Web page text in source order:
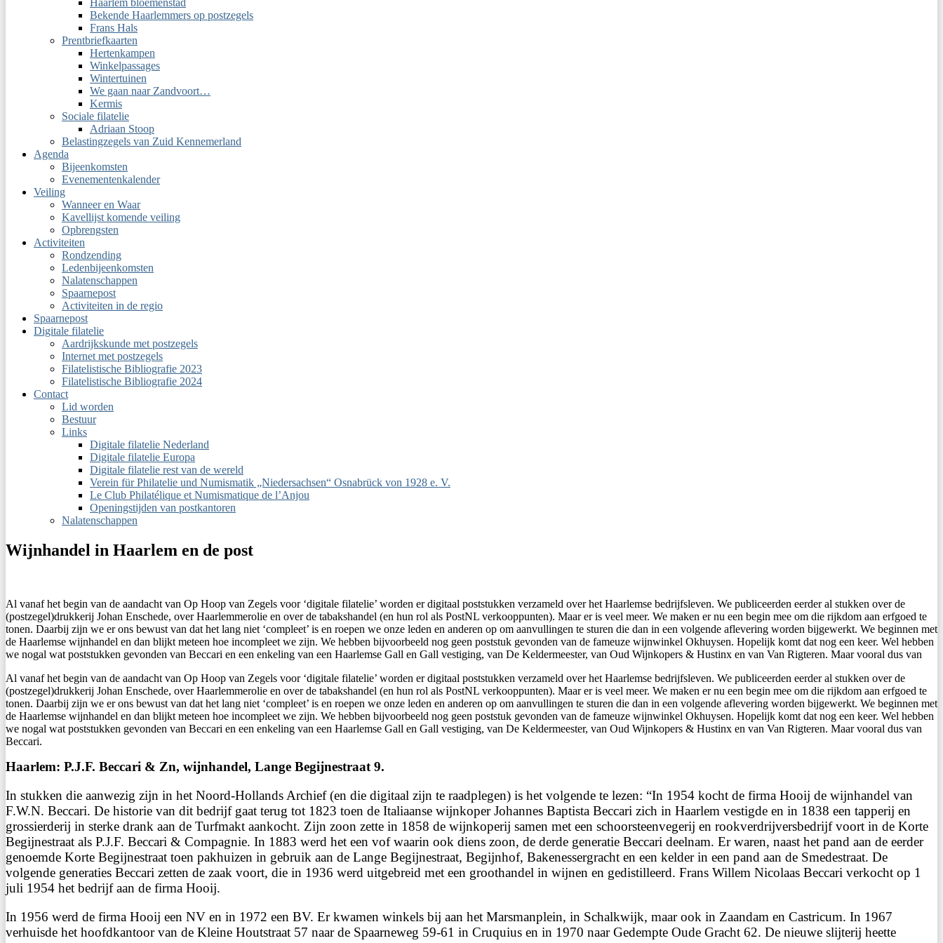
Haarlem bloemenstad
Bekende Haarlemmers op postzegels
Frans Hals
Prentbriefkaarten
Hertenkampen
Winkelpassages
Wintertuinen
We gaan naar Zandvoort…
Kermis
Sociale filatelie
Adriaan Stoop
Belastingzegels van Zuid Kennemerland
Agenda
Bijeenkomsten
Evenementenkalender
Veiling
Wanneer en Waar
Kavellijst komende veiling
Opbrengsten
Activiteiten
Rondzending
Ledenbijeenkomsten
Nalatenschappen
Spaarnepost
Activiteiten in de regio
Spaarnepost
Digitale filatelie
Aardrijkskunde met postzegels
Internet met postzegels
Filatelistische Bibliografie 2023
Filatelistische Bibliografie 2024
Contact
Lid worden
Bestuur
Links
Digitale filatelie Nederland
Digitale filatelie Europa
Digitale filatelie rest van de wereld
Verein für Philatelie und Numismatik „Niedersachsen“ Osnabrück von 1928 e. V.
Le Club Philatélique et Numismatique de l’Anjou
Openingstijden van postkantoren
Nalatenschappen
Wijnhandel in Haarlem en de post
Al vanaf het begin van de aandacht van Op Hoop van Zegels voor ‘digitale filatelie’ worden er digitaal poststukken verzameld over het Haarlemse bedrijfsleven. We publiceerden eerder al stukken over de
(postzegel)drukkerij Johan Enschede, over Haarlemmerolie en over de tabakshandel (en hun rol als PostNL verkooppunten). Maar er is veel meer. We maken er nu een begin mee om die rijkdom aan erfgoed te
tonen. Daarbij zijn we er ons bewust van dat het lang niet ‘compleet’ is en roepen we onze leden en anderen op om aanvullingen te sturen die dan in een volgende aflevering worden bijgewerkt. We beginnen met
de Haarlemse wijnhandel en dan blijkt meteen hoe incompleet we zijn. We hebben bijvoorbeeld nog geen poststuk gevonden van de fameuze wijnwinkel Okhuysen. Hopelijk komt dat nog een keer. Wel hebben
we nogal wat poststukken gevonden van Beccari en een enkeling van een Haarlemse Gall en Gall vestiging, van De Keldermeester, van Oud Wijnkopers & Hustinx en van Van Rigteren. Maar vooral dus van
Al vanaf het begin van de aandacht van Op Hoop van Zegels voor ‘digitale filatelie’ worden er digitaal poststukken verzameld over het Haarlemse bedrijfsleven. We publiceerden eerder al stukken over de
(postzegel)drukkerij Johan Enschede, over Haarlemmerolie en over de tabakshandel (en hun rol als PostNL verkooppunten). Maar er is veel meer. We maken er nu een begin mee om die rijkdom aan erfgoed te
tonen. Daarbij zijn we er ons bewust van dat het lang niet ‘compleet’ is en roepen we onze leden en anderen op om aanvullingen te sturen die dan in een volgende aflevering worden bijgewerkt. We beginnen met
de Haarlemse wijnhandel en dan blijkt meteen hoe incompleet we zijn. We hebben bijvoorbeeld nog geen poststuk gevonden van de fameuze wijnwinkel Okhuysen. Hopelijk komt dat nog een keer. Wel hebben
we nogal wat poststukken gevonden van Beccari en een enkeling van een Haarlemse Gall en Gall vestiging, van De Keldermeester, van Oud Wijnkopers & Hustinx en van Van Rigteren. Maar vooral dus van
Beccari.
Haarlem: P.J.F. Beccari & Zn, wijnhandel, Lange Begijnestraat 9.
In stukken die aanwezig zijn in het Noord-Hollands Archief (en die digitaal zijn te raadplegen) is het volgende te lezen: “In 1954 kocht de firma Hooij de wijnhandel van
F.W.N. Beccari. De historie van dit bedrijf gaat terug tot 1823 toen de Italiaanse wijnkoper Johannes Baptista Beccari zich in Haarlem vestigde en in 1838 een tapperij en
grossierderij in sterke drank aan de Turfmakt aankocht. Zijn zoon zette in 1858 de wijnkoperij samen met een schoorsteenvegerij en rookverdrijversbedrijf voort in de Korte
Begijnestraat als P.J.F. Beccari & Compagnie. In 1883 werd het een vof waarin ook diens zoon, de derde generatie Beccari deelnam. Er waren, naast het pand aan de eerder
genoemde Korte Begijnestraat toen pakhuizen in gebruik aan de Lange Begijnestraat, Begijnhof, Bakenessergracht en een kelder in een pand aan de Smedestraat. De
volgende generaties Beccari zetten de zaak voort, die in 1936 werd uitgebreid met een groothandel in wijnen en gedistilleerd. Frans Willem Nicolaas Beccari verkocht op 1
juli 1954 het bedrijf aan de firma Hooij.
In 1956 werd de firma Hooij een NV en in 1972 een BV. Er kwamen winkels bij aan het Marsmanplein, in Schalkwijk, maar ook in Zaandam en Castricum. In 1967
verhuisde het hoofdkantoor van de Kleine Houtstraat 57 naar de Spaarneweg 59-61 in Cruquius en in 1970 naar Gedempte Oude Gracht 62. De nieuwe slijterij heette